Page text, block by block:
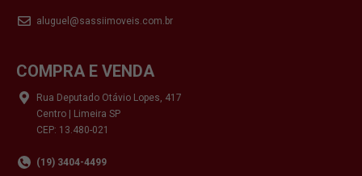
aluguel@sassiimoveis.com.br
COMPRA E VENDA
Rua Deputado Otávio Lopes, 417
Centro | Limeira SP
CEP: 13.480-021
(19) 3404-4499